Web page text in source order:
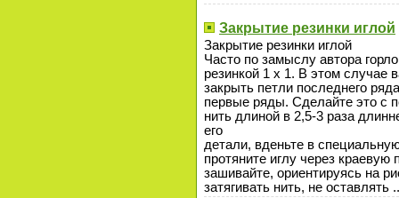
Закрытие резинки иглой
Закрытие резинки иглой
Часто по замыслу автора
резинкой 1 х 1. В этом случае
закрыть петли последнего
первые ряды. Сделайте это с
нить длиной в 2,5-3 раза
его
детали, вденьте в
протяните иглу через
зашивайте, ориентируясь на
затягивать нить, не оставлять